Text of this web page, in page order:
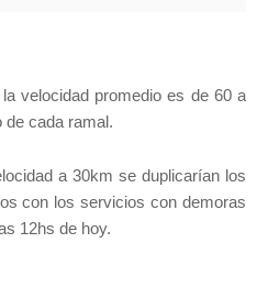
velocidad promedio es de 60 a
de cada ramal.
a 30km se duplicarían los
con los servicios con demoras
12hs de hoy.